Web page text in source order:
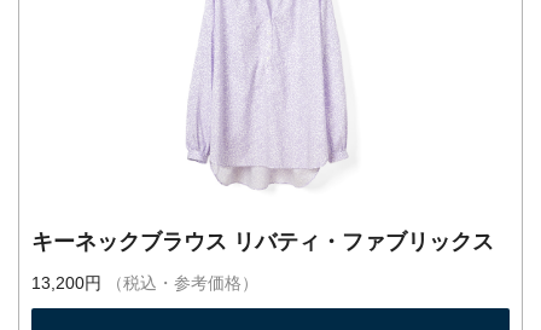
キーネックブラウス リバティ・ファブリックス
13,200円 （税込・参考価格）